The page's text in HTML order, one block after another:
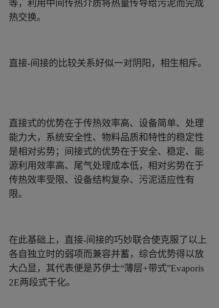
等，利用中间传热介质将热量传导给污泥而完成
热交换。
直接-间接的比较关系好似一对阴阳，相生相斥。
直接式的优势在于传热效率高、设备简单、处理
能力大，系统安全性、物料品质和特性的稳定性
是相对劣势；间接式的优势在于安全、稳定、能
源利用效率高、尾气处理成本低，相对劣势在于
传热效率受限、设备结构复杂、污泥适应性有
限。
在此基础上，直接-间接的巧妙联合使克服了以上
各自独立时的弱项而兼容并蓄，综合优势得以放
大凸显，其代表便是苏伊士“薄层+带式”Evaporis
2E两段式干化。